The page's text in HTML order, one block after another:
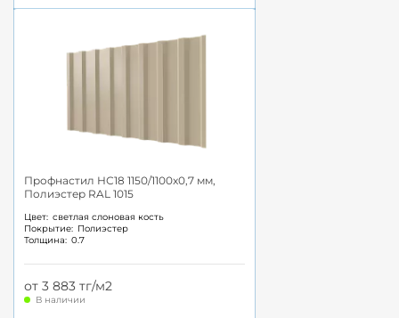
Профнастил НС18 1150/1100x0,7 мм,
Полиэстер RAL 1015
Цвет: светлая слоновая кость
Покрытие: Полиэстер
Толщина: 0.7
от 3 883 тг/м2
В наличии